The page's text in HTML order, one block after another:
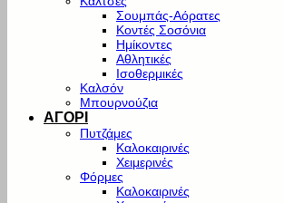
Σουμπάς-Αόρατες
Κοντές Σοσόνια
Ημίκοντες
Αθλητικές
Ισοθερμικές
Καλσόν
Μπουρνούζια
ΑΓΟΡΙ
Πυτζάμες
Καλοκαιρινές
Χειμερινές
Φόρμες
Καλοκαιρινές